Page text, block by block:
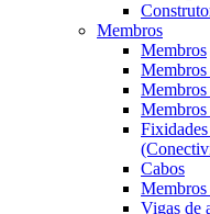
Membros
Membros
Membros
Cabos
Membros
Vigas de